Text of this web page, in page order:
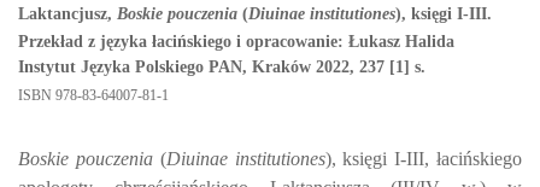
Laktancjusz, Boskie pouczenia (Diuinae institutiones), księgi I-III.
Przekład z języka łacińskiego i opracowanie: Łukasz Halida
Instytut Języka Polskiego PAN, Kraków 2022, 237 [1] s.
ISBN 978-83-64007-81-1
Boskie pouczenia(Diuinae institutiones), księgi I-III, łacińskiego